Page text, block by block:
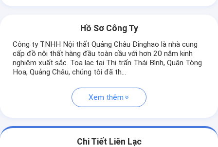
Hồ Sơ Công Ty
Công ty TNHH Nội thất Quảng Châu Dinghao là nhà cung
cấp đồ nội thất hàng đầu toàn cầu với hơn 20 năm kinh
nghiệm xuất sắc. Tọa lạc tại Thị trấn Thái Bình, Quận Tòng
Hoa, Quảng Châu, chúng tôi đã th...
Xem thêm
Chi Tiết Liên Lạc